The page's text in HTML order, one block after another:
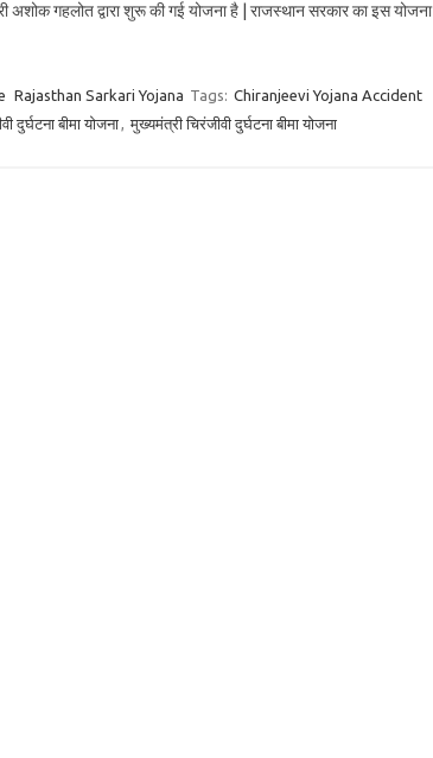
अशोक गहलोत द्वारा शुरू की गई योजना है | राजस्थान सरकार का इस योजना
Rajasthan Sarkari Yojana Tags: Chiranjeevi Yojana Accident
दुर्घटना बीमा योजना, मुख्यमंत्री चिरंजीवी दुर्घटना बीमा योजना